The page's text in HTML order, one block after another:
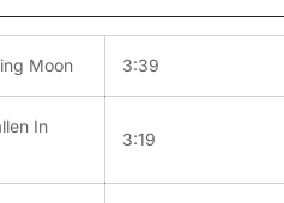
Moon 3:39
In
3:19